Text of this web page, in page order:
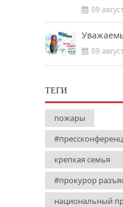
09
09
ТЕГИ
пожары
крепкая семья
#прокурор
национальный